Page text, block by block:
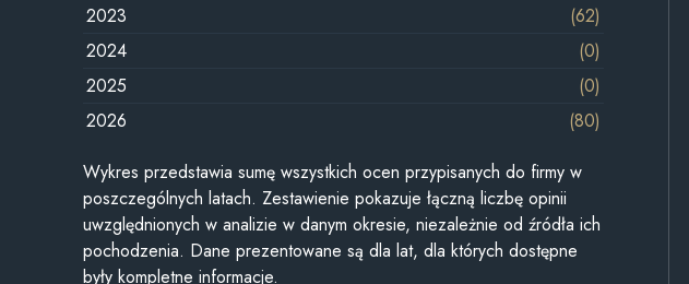
2023
(62)
2024
(0)
2025
(0)
2026
(80)
Wykres przedstawia sumę wszystkich ocen przypisanych do firmy w
poszczególnych latach. Zestawienie pokazuje łączną liczbę opinii
uwzględnionych w analizie w danym okresie, niezależnie od źródła ich
pochodzenia. Dane prezentowane są dla lat, dla których dostępne
były kompletne informacje.